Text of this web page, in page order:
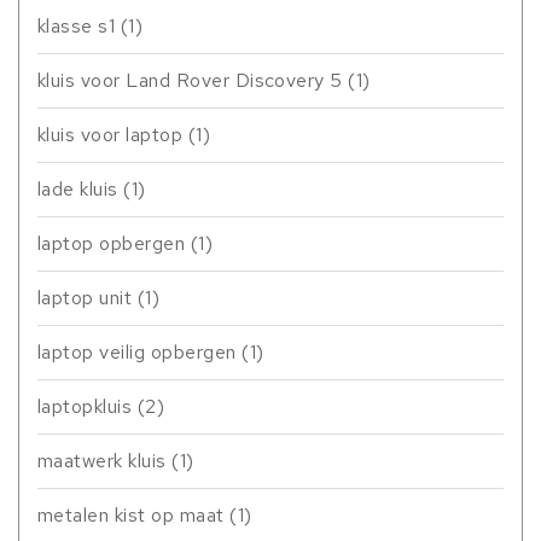
klasse s1 (1)
kluis voor Land Rover Discovery 5 (1)
kluis voor laptop (1)
lade kluis (1)
laptop opbergen (1)
laptop unit (1)
laptop veilig opbergen (1)
laptopkluis (2)
maatwerk kluis (1)
metalen kist op maat (1)